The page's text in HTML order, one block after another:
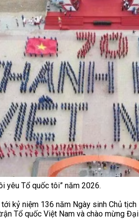
yêu Tổ quốc tôi” năm 2026.
kỷ niệm 136 năm Ngày sinh Chủ
Tổ quốc Việt Nam và chào mừng